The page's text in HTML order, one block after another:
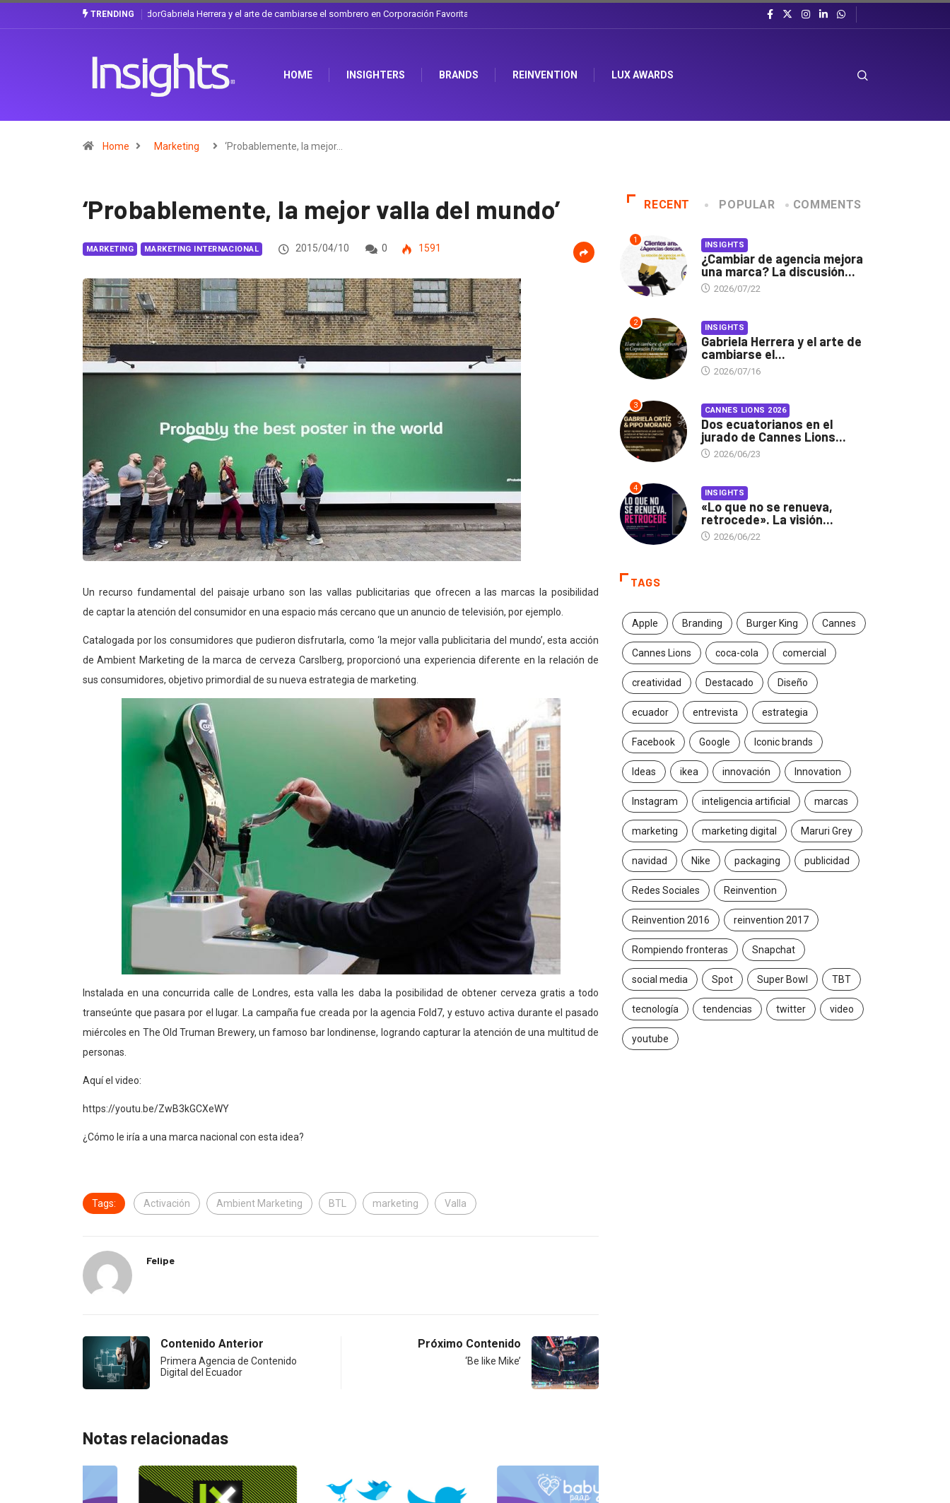
TRENDING Gabriela Herrera y el arte de cambiarse el sombrero en Corporación Favorita
HOME INSIGHTERS BRANDS REINVENTION LUX AWARDS
Home Marketing ‘Probablemente, la mejor…
‘Probablemente, la mejor valla del mundo’
MARKETING MARKETING INTERNACIONAL 2015/04/10 0 1591
Un recurso fundamental del paisaje urbano son las vallas publicitarias que ofrecen a las marcas la posibilidad
de captar la atención del consumidor en una espacio más cercano que un anuncio de televisión, por ejemplo.
Catalogada por los consumidores que pudieron disfrutarla, como ‘la mejor valla publicitaria del mundo’, esta acción
de Ambient Marketing de la marca de cerveza Carslberg, proporcionó una experiencia diferente en la relación de
sus consumidores, objetivo primordial de su nueva estrategia de marketing.
Instalada en una concurrida calle de Londres, esta valla les daba la posibilidad de obtener cerveza gratis a todo
transeúnte que pasara por el lugar. La campaña fue creada por la agencia Fold7, y estuvo activa durante el pasado
miércoles en The Old Truman Brewery, un famoso bar londinense, logrando capturar la atención de una multitud de
personas.
Aquí el video:
https://youtu.be/ZwB3kGCXeWY
¿Cómo le iría a una marca nacional con esta idea?
Tags: Activación Ambient Marketing BTL marketing Valla
Felipe
Contenido Anterior
Primera Agencia de Contenido
Digital del Ecuador
Próximo Contenido
‘Be like Mike’
Notas relacionadas
RECENT POPULAR COMMENTS
1 INSIGHTS
¿Cambiar de agencia mejora
una marca? La discusión...
2026/07/22
2 INSIGHTS
Gabriela Herrera y el arte de
cambiarse el...
2026/07/16
3 CANNES LIONS 2026
Dos ecuatorianos en el
jurado de Cannes Lions...
2026/06/23
4 INSIGHTS
«Lo que no se renueva,
retrocede». La visión...
2026/06/22
TAGS
Apple Branding Burger King Cannes
Cannes Lions coca-cola comercial
creatividad Destacado Diseño
ecuador entrevista estrategia
Facebook Google Iconic brands
Ideas ikea innovación Innovation
Instagram inteligencia artificial marcas
marketing marketing digital Maruri Grey
navidad Nike packaging publicidad
Redes Sociales Reinvention
Reinvention 2016 reinvention 2017
Rompiendo fronteras Snapchat
social media Spot Super Bowl TBT
tecnología tendencias twitter video
youtube